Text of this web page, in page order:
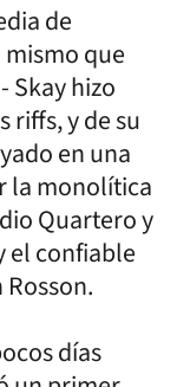
de
que
Skay hizo
riffs, y de su
en una
la monolítica
Quartero y
el confiable
días